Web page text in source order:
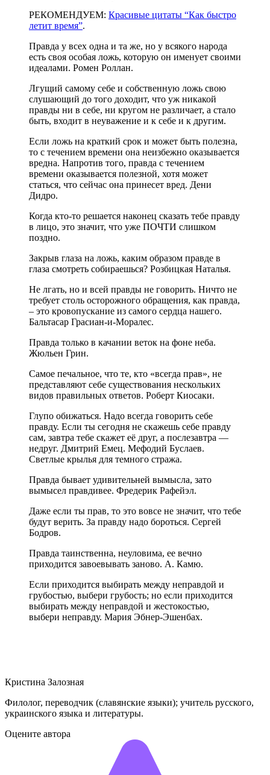
РЕКОМЕНДУЕМ: Красивые цитаты “Как быстро
летит время”.
Правда у всех одна и та же, но у всякого народа
есть своя особая ложь, которую он именует своими
идеалами. Ромен Роллан.
Лгущий самому себе и собственную ложь свою
слушающий до того доходит, что уж никакой
правды ни в себе, ни кругом не различает, а стало
быть, входит в неуважение и к себе и к другим.
Если ложь на краткий срок и может быть полезна,
то с течением времени она неизбежно оказывается
вредна. Напротив того, правда с течением
времени оказывается полезной, хотя может
статься, что сейчас она принесет вред. Дени
Дидро.
Когда кто-то решается наконец сказать тебе правду
в лицо, это значит, что уже ПОЧТИ слишком
поздно.
Закрыв глаза на ложь, каким образом правде в
глаза смотреть собираешься? Розбицкая Наталья.
Не лгать, но и всей правды не говорить. Ничто не
требует столь осторожного обращения, как правда,
– это кровопускание из самого сердца нашего.
Бальтасар Грасиан-и-Моралес.
Правда только в качании веток на фоне неба.
Жюльен Грин.
Самое печальное, что те, кто «всегда прав», не
представляют себе существования нескольких
видов правильных ответов. Роберт Киосаки.
Глупо обижаться. Надо всегда говорить себе
правду. Если ты сегодня не скажешь себе правду
сам, завтра тебе скажет её друг, а послезавтра —
недруг. Дмитрий Емец. Мефодий Буслаев.
Светлые крылья для темного стража.
Правда бывает удивительней вымысла, зато
вымысел правдивее. Фредерик Рафейэл.
Даже если ты прав, то это вовсе не значит, что тебе
будут верить. За правду надо бороться. Сергей
Бодров.
Правда таинственна, неуловима, ее вечно
приходится завоевывать заново. А. Камю.
Если приходится выбирать между неправдой и
грубостью, выбери грубость; но если приходится
выбирать между неправдой и жестокостью,
выбери неправду. Мария Эбнер-Эшенбах.
Кристина Залозная
Филолог, переводчик (славянские языки); учитель русского,
украинского языка и литературы.
Оцените автора